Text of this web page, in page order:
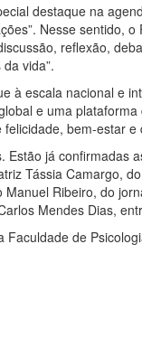
destaque na
Nesse sentido,
reflexão,
vida”.
à escala nacional e
e uma
bem-estar e
já confirmadas
Tássia Camargo,
Ribeiro, do
Mendes Dias,
de